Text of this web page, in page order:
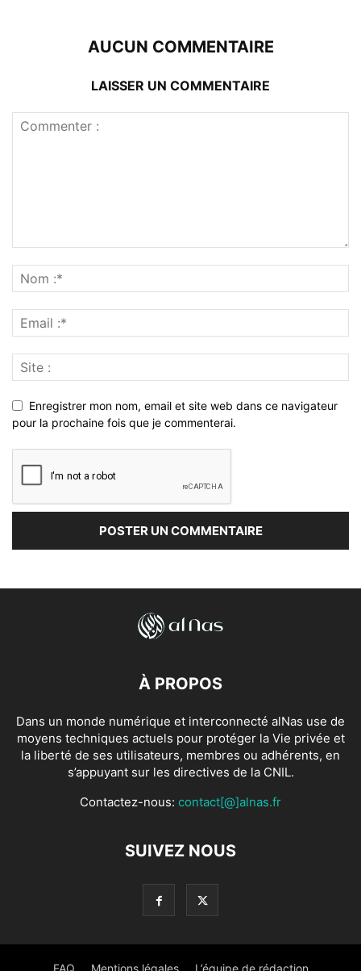
AUCUN COMMENTAIRE
LAISSER UN COMMENTAIRE
Enregistrer mon nom, email et site web dans ce navigateur
pour la prochaine fois que je commenterai.
À PROPOS
Dans un monde numérique et interconnecté alNas use de
moyens techniques actuels pour protéger la Vie privée et
la liberté de ses utilisateurs, membres ou adhérents, en
s’appuyant sur les directives de la CNIL.
Contactez-nous: contact[@]alnas.fr
SUIVEZ NOUS